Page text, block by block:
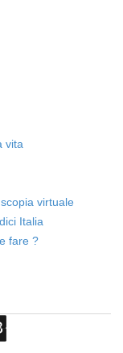
vita
virtuale
Italia
fare ?